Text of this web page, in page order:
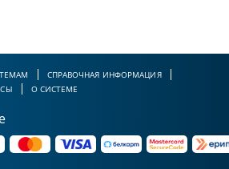
СПРАВОЧНАЯ ИНФОРМАЦИЯ
О СИСТЕМЕ